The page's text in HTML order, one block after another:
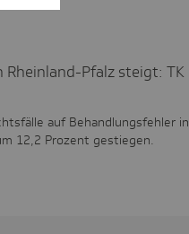
Rheinland-Pfalz steigt: TK
auf Behandlungsfehler in
12,2 Prozent gestiegen.